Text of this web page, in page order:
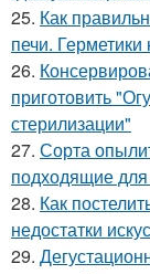
25. Как
печи.
26.
приготовить
стерилизации"
27. Сорта
подходящие
28. Как
недостатки
29.